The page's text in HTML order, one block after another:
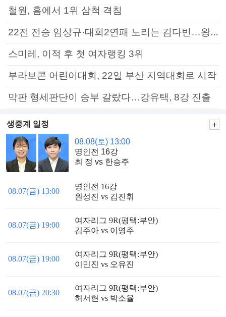
철원, 홈에서 1위 삼척 격침
22전 전승 임상규·대회2연패 노리는 김다빈…왕중왕전 16강 7일부터
스미레, 이적 후 첫 여자랭킹 3위
부라보콘 어린이대회, 22일 부산 지역대회로 시작
막판 형세판단이 승부 갈랐다…강유택, 8강 진출
생중계 일정
08.08(토) 13:00
명인전 16강
최 정 vs 한승주
08.07(금) 13:00
명인전 16강
원성진 vs 김진휘
08.07(금) 19:00
여자리그 9R(평택:부안)
김주아 vs 이영주
08.07(금) 19:00
여자리그 9R(평택:부안)
이민진 vs 오유진
08.07(금) 20:30
여자리그 9R(평택:부안)
허서현 vs 박소율